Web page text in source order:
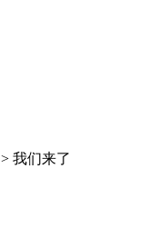
> 我们来了